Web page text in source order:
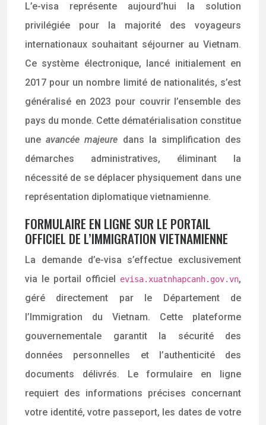
L’e-visa représente aujourd’hui la solution
privilégiée pour la majorité des voyageurs
internationaux souhaitant séjourner au Vietnam.
Ce système électronique, lancé initialement en
2017 pour un nombre limité de nationalités, s’est
généralisé en 2023 pour couvrir l’ensemble des
pays du monde. Cette dématérialisation constitue
uneavancée majeure dans la simplification des
démarches administratives, éliminant la
nécessité de se déplacer physiquement dans une
représentation diplomatique vietnamienne.
FORMULAIRE EN LIGNE SUR LE PORTAIL
OFFICIEL DE L’IMMIGRATION VIETNAMIENNE
La demande d’e-visa s’effectue exclusivement
via le portail officiel evisa.xuatnhapcanh.gov.vn,
géré directement par le Département de
l’Immigration du Vietnam. Cette plateforme
gouvernementale garantit la sécurité des
données personnelles et l’authenticité des
documents délivrés. Le formulaire en ligne
requiert des informations précises concernant
votre identité, votre passeport, les dates de votre